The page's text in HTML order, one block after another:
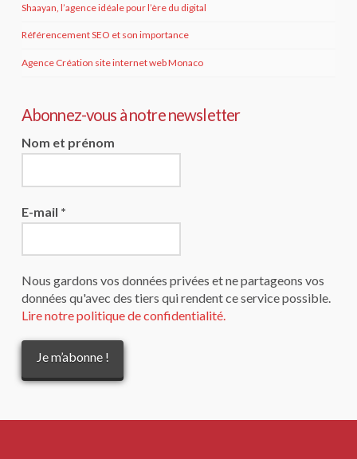
Shaayan, l’agence idéale pour l’ère du digital
Référencement SEO et son importance
Agence Création site internet web Monaco
Abonnez-vous à notre newsletter
Nom et prénom
E-mail *
Nous gardons vos données privées et ne partageons vos
données qu'avec des tiers qui rendent ce service possible.
Lire notre politique de confidentialité.